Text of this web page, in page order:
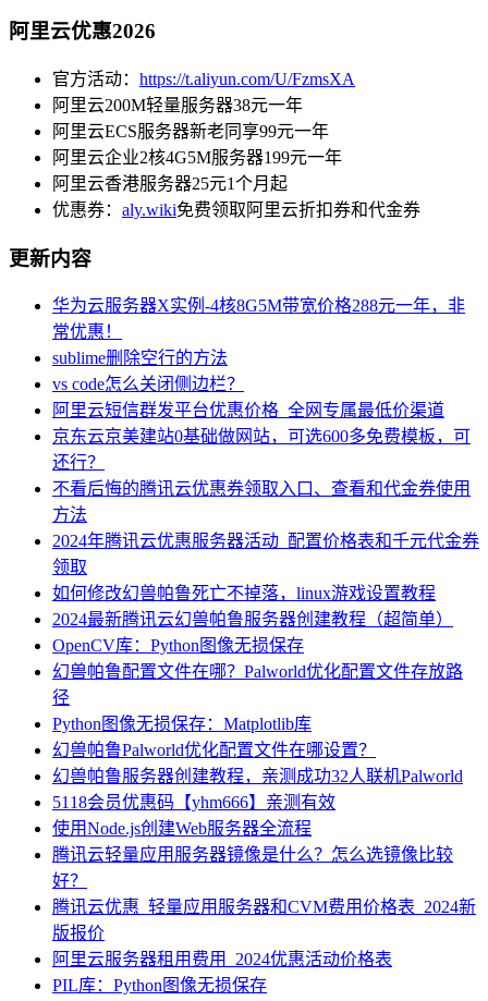
阿里云优惠2026
官方活动： https://t.aliyun.com/U/FzmsXA
阿里云200M轻量服务器38元一年
阿里云ECS服务器新老同享99元一年
阿里云企业2核4G5M服务器199元一年
阿里云香港服务器25元1个月起
优惠券： aly.wiki免费领取阿里云折扣券和代金券
更新内容
华为云服务器X实例-4核8G5M带宽价格288元一年，非
常优惠！
sublime删除空行的方法
vs code怎么关闭侧边栏？
阿里云短信群发平台优惠价格_全网专属最低价渠道
京东云京美建站0基础做网站，可选600多免费模板，可
还行？
不看后悔的腾讯云优惠券领取入口、查看和代金券使用
方法
2024年腾讯云优惠服务器活动_配置价格表和千元代金券
领取
如何修改幻兽帕鲁死亡不掉落，linux游戏设置教程
2024最新腾讯云幻兽帕鲁服务器创建教程（超简单）
OpenCV库：Python图像无损保存
幻兽帕鲁配置文件在哪？Palworld优化配置文件存放路
径
Python图像无损保存：Matplotlib库
幻兽帕鲁Palworld优化配置文件在哪设置？
幻兽帕鲁服务器创建教程，亲测成功32人联机Palworld
5118会员优惠码【yhm666】亲测有效
使用Node.js创建Web服务器全流程
腾讯云轻量应用服务器镜像是什么？怎么选镜像比较
好？
腾讯云优惠_轻量应用服务器和CVM费用价格表_2024新
版报价
阿里云服务器租用费用_2024优惠活动价格表
PIL库：Python图像无损保存